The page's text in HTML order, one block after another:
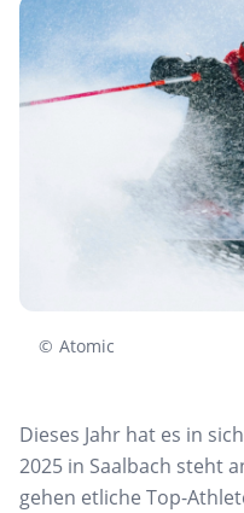
© Atomic
Dieses Jahr hat es in
2025 in Saalbach steht
gehen etliche Top-